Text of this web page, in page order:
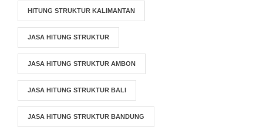
HITUNG STRUKTUR KALIMANTAN
JASA HITUNG STRUKTUR
JASA HITUNG STRUKTUR AMBON
JASA HITUNG STRUKTUR BALI
JASA HITUNG STRUKTUR BANDUNG